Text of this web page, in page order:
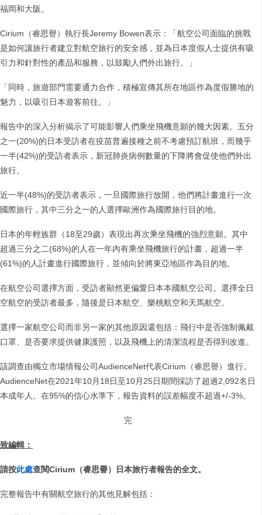
福岡和大阪。
Cirium（睿思譽）執行長Jeremy Bowen表示：「航空公司面臨的挑戰
是如何讓旅行者建立對航空旅行的安全感，並為日本度假人士提供有吸
引力和針對性的產品和服務，以鼓勵人們外出旅行。」
「同時，旅遊部門需要通力合作，積極宣傳其所在地區作為度假勝地的
魅力，以吸引日本遊客前往。」
報告中的深入分析揭示了可能影響人們乘坐飛機意願的幾大因素。五分
之一(20%)的日本受訪者在疫苗普遍接種之前不考慮預訂航班，而幾乎
一半(42%)的受訪者表示，新冠肺炎病例數量的下降將會促使他們外出
旅行。
近一半(48%)的受訪者表示，一旦國際旅行放開，他們將計畫進行一次
國際旅行，其中三分之一的人選擇歐洲作為國際旅行目的地。
日本的年輕族群（18至29歲）表現出再次乘坐飛機的強烈意願。其中
超過三分之二(68%)的人在一年內有乘坐飛機旅行的計畫，超過一半
(61%)的人計畫進行國際旅行，並傾向於將東亞地區作為目的地。
在航空公司選擇方面，受訪者顯然更偏愛日本本國航空公司。選擇全日
空航空的受訪者最多，隨後是日本航空、樂桃航空和天馬航空。
選擇一家航空公司而非另一家的其他原因還包括：飛行中是否強制佩戴
口罩、是否要求提供健康護照，以及飛機上的清潔流程是否得到改進。
該調查由獨立市場情報公司AudienceNet代表Cirium（睿思譽）進行。
AudienceNet在2021年10月18日至10月25日期間採訪了超過2,092名日
本成年人。在95%的信心水準下，報告資料的誤差幅度不超過+/-3%。
完
致編輯：
請按此處查閱Cirium （睿思譽）日本旅行者報告的全文。
完整報告中有關航空旅行的其他見解包括：